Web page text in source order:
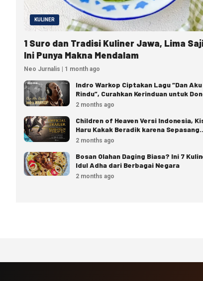
KULINER
1 Suro dan Tradisi Kuliner Jawa, Lima
Ini Punya Makna Mendalam
Neo Jurnalis | 1 month ago
Indro Warkop Ciptakan Lagu “Dan Aku
Rindu”, Curahkan Kerinduan untuk
dan Kasino
2 months ago
Children of Heaven Versi Indonesia,
Haru Kakak Beradik karena Sepasang
Sepatu
2 months ago
Bosan Olahan Daging Biasa? Ini 7
Idul Adha dari Berbagai Negara
2 months ago